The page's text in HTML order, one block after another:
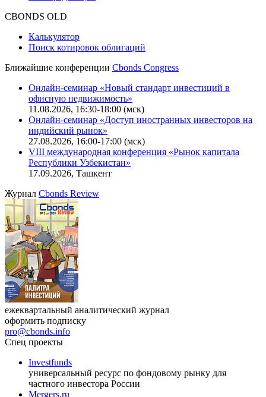
Оферта для юридических лиц
IT-аккредитация
Поиск котировок облигаций
Ближайшие конференцииCbonds Congress
Онлайн-семинар «Новый стандарт инвестиций в
офисную недвижимость»
11.08.2026, 16:30-18:00 (мск)
Онлайн-семинар «Доступ иностранных инвесторов на
индийский рынок»
VIII международная конференция «Рынок капитала
Республики Узбекистан»
17.09.2026, Ташкент
ЖурналCbonds Review
оформить подписку
pro@cbonds.info
Спец проекты